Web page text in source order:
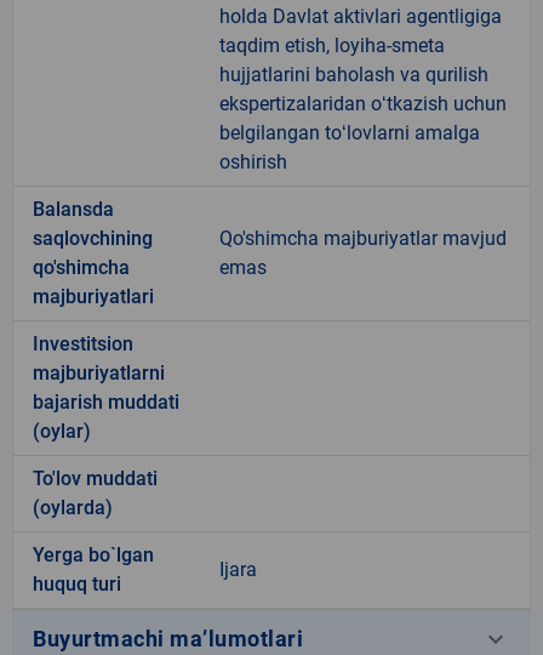
holda Davlat aktivlari agentligiga
taqdim etish, loyiha-smeta
hujjatlarini baholash va qurilish
ekspertizalaridan oʻtkazish uchun
belgilangan toʻlovlarni amalga
oshirish
Balansda
saqlovchining
qo'shimcha
majburiyatlari
Qo'shimcha majburiyatlar mavjud
emas
Investitsion
majburiyatlarni
bajarish muddati
(oylar)
To'lov muddati
(oylarda)
Yerga bo`lgan
huquq turi
Ijara
Buyurtmachi ma’lumotlari keyboard_arrow_down